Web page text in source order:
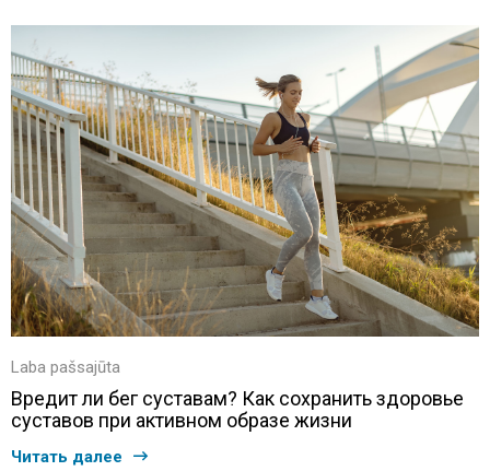
Laba pašsajūta
Вредит ли бег суставам? Как сохранить здоровье
суставов при активном образе жизни
Читать далее